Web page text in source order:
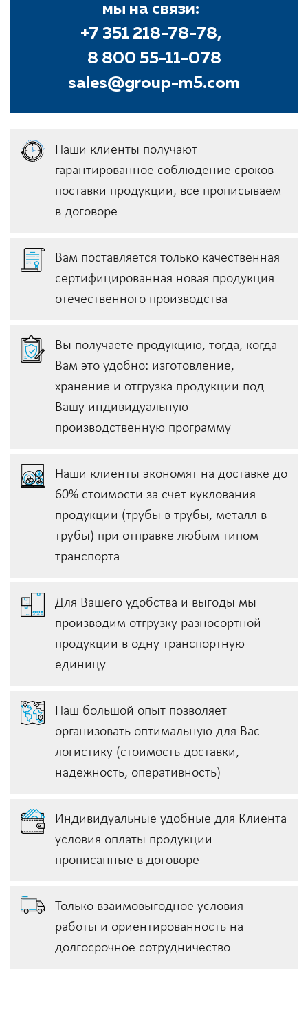
мы на связи:
+7 351 218-78-78,
8 800 55-11-078
sales@group-m5.com
Наши клиенты получают
гарантированное соблюдение сроков
поставки продукции, всe прописываем
в договоре
Вам поставляется только качественная
сертифицированная новая продукция
отечественного производства
Вы получаете продукцию, тогда, когда
Вам это удобно: изготовление,
хранение и отгрузка продукции под
Вашу индивидуальную
производственную программу
Наши клиенты экономят на доставке до
60% стоимости за счет куклования
продукции (трубы в трубы, металл в
трубы) при отправке любым типом
транспорта
Для Вашего удобства и выгоды мы
производим отгрузку разносортной
продукции в одну транспортную
единицу
Наш большой опыт позволяет
организовать оптимальную для Вас
логистику (стоимость доставки,
надежность, оперативность)
Индивидуальные удобные для Клиента
условия оплаты продукции
прописанные в договоре
Только взаимовыгодное условия
работы и ориентированность на
долгосрочное сотрудничество